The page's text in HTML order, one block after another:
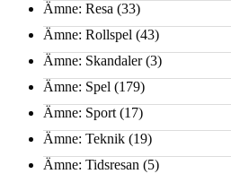
Ämne: Resa (33)
Ämne: Rollspel (43)
Ämne: Skandaler(3)
Ämne: Spel (179)
Ämne: Sport (17)
Ämne: Teknik (19)
Ämne: Tidsresan (5)